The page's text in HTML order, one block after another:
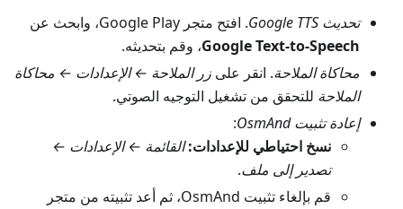
تحديث Google TTS
. افتح متجر Google Play، وابحث عن
Google Text-to-Speech، وقم بتحديثه.
محاكاة الملاحة. انقر على زر الملاحة ← الإعدادات ← محاكاة
الملاحة للتحقق من تشغيل التوجيه الصوتي.
إعادة تثبيت OsmAnd
:
نسخ احتياطي للإعدادات: القائمة ← الإعدادات ←
تصدير إلى ملف.
قم بإلغاء تثبيت OsmAnd، ثم أعد تثبيته من متجر